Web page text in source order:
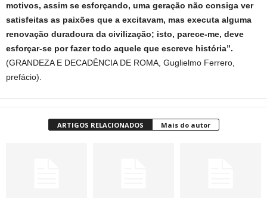
motivos, assim se esforçando, uma geração não consiga ver
satisfeitas as paixões que a excitavam, mas executa alguma
renovação duradoura da civilização; isto, parece-me, deve
esforçar-se por fazer todo aquele que escreve história”.
(GRANDEZA E DECADÊNCIA DE ROMA, Guglielmo Ferrero,
prefácio).
ARTIGOS RELACIONADOS Mais do autor